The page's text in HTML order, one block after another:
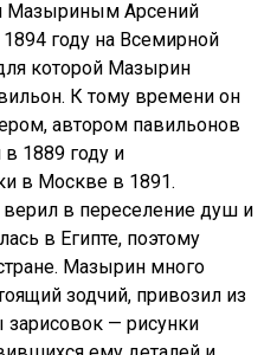
Мазыриным Арсений
году на Всемирной
которой Мазырин
К тому времени он
автором павильонов
1889 году и
в Москве в 1891.
верил в переселение душ и
в Египте, поэтому
Мазырин много
зодчий, привозил из
— рисунки